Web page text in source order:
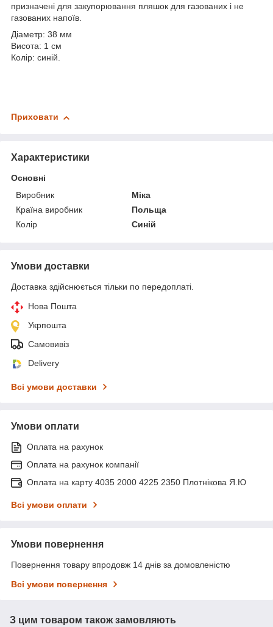
призначені для закупорювання пляшок для газованих і не
газованих напоїв.
Діаметр: 38 мм
Висота: 1 см
Колір: синій.
Приховати
Характеристики
Основні
Виробник
Міка
Країна виробник
Польща
Колір
Синій
Умови доставки
Доставка здійснюється тільки по передоплаті.
Нова Пошта
Укрпошта
Самовивіз
Delivery
Всі умови доставки
Умови оплати
Оплата на рахунок
Оплата на рахунок компанії
Оплата на карту 4035 2000 4225 2350 Плотнікова Я.Ю
Всі умови оплати
Умови повернення
Повернення товару впродовж 14 днів за домовленістю
Всі умови повернення
З цим товаром також замовляють